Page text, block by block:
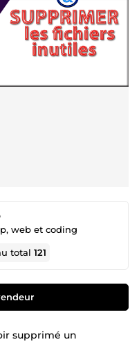
web et coding
total121
supprimé un